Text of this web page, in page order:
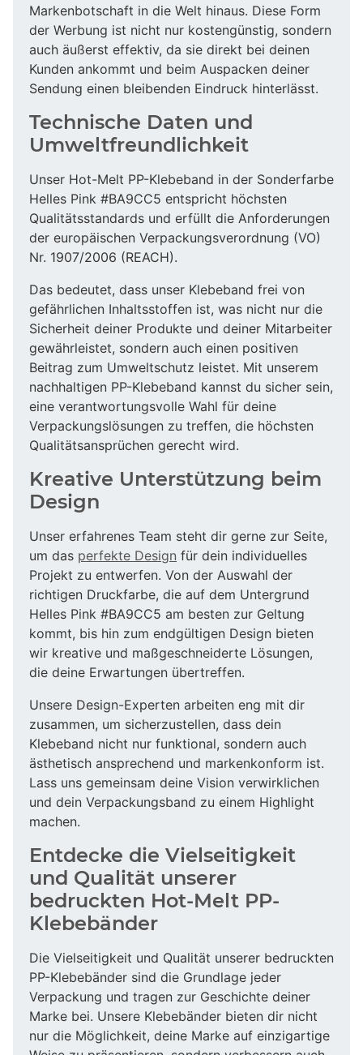
Markenbotschaft in die Welt hinaus. Diese Form
der Werbung ist nicht nur kostengünstig, sondern
auch äußerst effektiv, da sie direkt bei deinen
Kunden ankommt und beim Auspacken deiner
Sendung einen bleibenden Eindruck hinterlässt.
Technische Daten und
Umweltfreundlichkeit
Unser Hot-Melt PP-Klebeband in der Sonderfarbe
Helles Pink #BA9CC5 entspricht höchsten
Qualitätsstandards und erfüllt die Anforderungen
der europäischen Verpackungsverordnung (VO)
Nr. 1907/2006 (REACH).
Das bedeutet, dass unser Klebeband frei von
gefährlichen Inhaltsstoffen ist, was nicht nur die
Sicherheit deiner Produkte und deiner Mitarbeiter
gewährleistet, sondern auch einen positiven
Beitrag zum Umweltschutz leistet. Mit unserem
nachhaltigen PP-Klebeband kannst du sicher sein,
eine verantwortungsvolle Wahl für deine
Verpackungslösungen zu treffen, die höchsten
Qualitätsansprüchen gerecht wird.
Kreative Unterstützung beim
Design
Unser erfahrenes Team steht dir gerne zur Seite,
um das perfekte Design für dein individuelles
Projekt zu entwerfen. Von der Auswahl der
richtigen Druckfarbe, die auf dem Untergrund
Helles Pink #BA9CC5 am besten zur Geltung
kommt, bis hin zum endgültigen Design bieten
wir kreative und maßgeschneiderte Lösungen,
die deine Erwartungen übertreffen.
Unsere Design-Experten arbeiten eng mit dir
zusammen, um sicherzustellen, dass dein
Klebeband nicht nur funktional, sondern auch
ästhetisch ansprechend und markenkonform ist.
Lass uns gemeinsam deine Vision verwirklichen
und dein Verpackungsband zu einem Highlight
machen.
Entdecke die Vielseitigkeit
und Qualität unserer
bedruckten Hot-Melt PP-
Klebebänder
Die Vielseitigkeit und Qualität unserer bedruckten
PP-Klebebänder sind die Grundlage jeder
Verpackung und tragen zur Geschichte deiner
Marke bei. Unsere Klebebänder bieten dir nicht
nur die Möglichkeit, deine Marke auf einzigartige